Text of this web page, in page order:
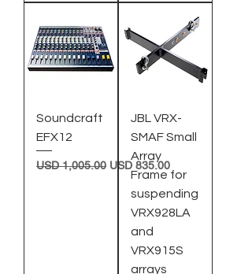
Soundcraft
EFX12
Precio
USD 1,005.00 Precio de oferta
USD 835.00
JBL VRX-
SMAF Small
Array
Frame for
suspending
VRX928LA
and
VRX915S
arrays